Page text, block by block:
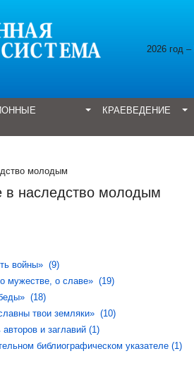
2026 год
КРАЕВЕДЕНИЕ
молодым
в наследство молодым
войны» (9)
мужестве, о славе» (19)
(18)
твои земляки» (10)
и заглавий (1)
библиографическом указателе (1)